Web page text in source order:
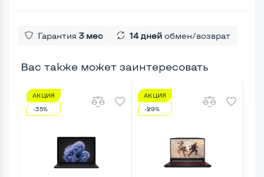
Гарантия 3 мес 14 дней обмен/возврат
Вас также может заинтересовать
АКЦИЯ
-35%
АКЦИЯ
-29%